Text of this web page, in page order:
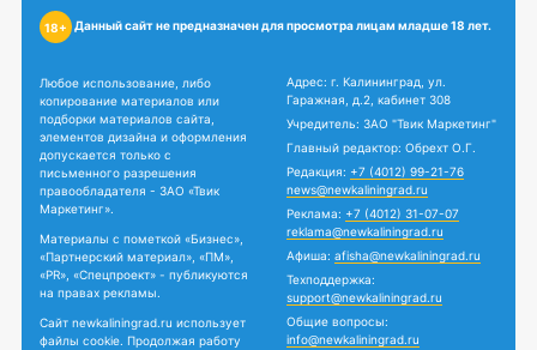
18+ Данный сайт не предназначен для просмотра лицам младше 18 лет.
Любое использование, либо
копирование материалов или
подборки материалов сайта,
элементов дизайна и оформления
допускается только с
письменного разрешения
правообладателя - ЗАО «Твик
Маркетинг».
Материалы с пометкой «Бизнес»,
«Партнерский материал», «ПМ»,
«PR», «Спецпроект» - публикуются
на правах рекламы.
Сайт newkaliningrad.ru использует
файлы cookie. Продолжая работу
Адрес: г. Калининград, ул.
Гаражная, д.2, кабинет 308
Учредитель: ЗАО "Твик Маркетинг"
Главный редактор: Обрехт О.Г.
Редакция: +7 (4012) 99-21-76
news@newkaliningrad.ru
Реклама: +7 (4012) 31-07-07
reklama@newkaliningrad.ru
Афиша: afisha@newkaliningrad.ru
Техподдержка:
support@newkaliningrad.ru
Общие вопросы:
info@newkaliningrad.ru